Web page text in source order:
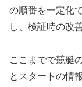
の順番を一定化
し、検証時の改
ここまでで競艇
とスタートの情